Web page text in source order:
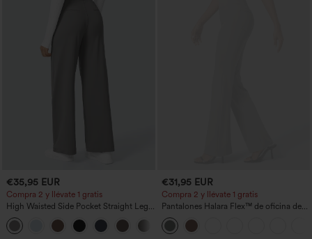
€35,95 EUR
Compra 2 y llévate 1 gratis
High Waisted Side Pocket Straight Leg
Work Pants
€31,95 EUR
Compra 2 y llévate 1 gratis
Pantalones Halara Flex™ de oficina de
tiro alto ligeramente acampanados con
bolsillos